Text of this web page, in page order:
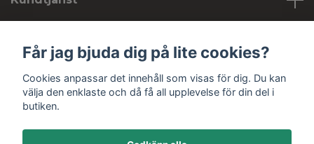
Sociala medier
Får jag bjuda dig på lite cookies?
Cookies anpassar det innehåll som visas för dig. Du kan
välja den enklaste och då få all upplevelse för din del i
butiken.